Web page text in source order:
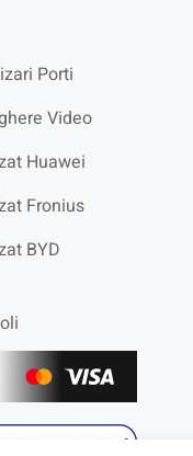
Porti
Video
Huawei
Fronius
BYD